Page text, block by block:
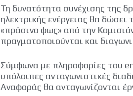
Τη δυνατότητα συνέχισης της
ηλεκτρικής ενέργειας θα
«πράσινο φως» από την
πραγματοποιούνται και
Σύμφωνα με πληροφορίες του
υπόλοιπες ανταγωνιστικές
Αναφοράς θα ανταγωνίζονται